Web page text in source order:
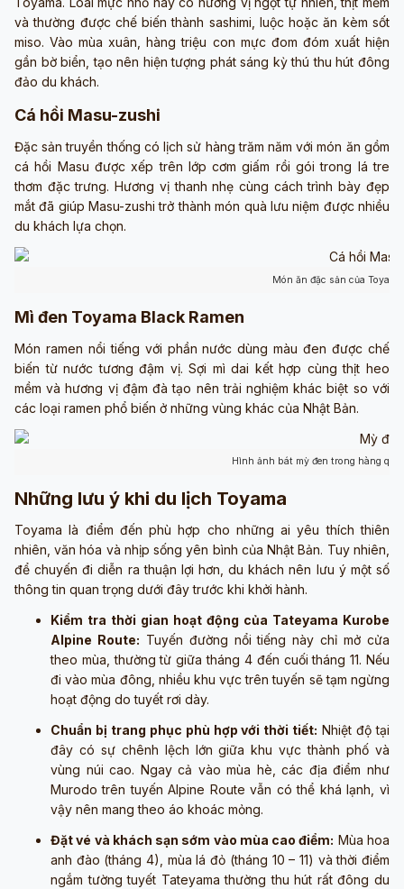
và thường được chế biến thành sashimi, luộc hoặc ăn kèm sốt
miso. Vào mùa xuân, hàng triệu con mực đom đóm xuất hiện
gần bờ biển, tạo nên hiện tượng phát sáng kỳ thú thu hút đông
đảo du khách.
Cá hồi Masu-zushi
Đặc sản truyền thống có lịch sử hàng trăm năm với món ăn gồm
cá hồi Masu được xếp trên lớp cơm giấm rồi gói trong lá tre
thơm đặc trưng. Hương vị thanh nhẹ cùng cách trình bày đẹp
mắt đã giúp Masu-zushi trở thành món quà lưu niệm được nhiều
du khách lựa chọn.
Món ăn đặc sản của
Mì đen Toyama Black Ramen
Món ramen nổi tiếng với phần nước dùng màu đen được chế
biến từ nước tương đậm vị. Sợi mì dai kết hợp cùng thịt heo
mềm và hương vị đậm đà tạo nên trải nghiệm khác biệt so với
các loại ramen phổ biến ở những vùng khác của Nhật Bản.
Hình ảnh bát mỳ đen trong hàng
Những lưu ý khi du lịch Toyama
Toyama là điểm đến phù hợp cho những ai yêu thích thiên
nhiên, văn hóa và nhịp sống yên bình của Nhật Bản. Tuy nhiên,
để chuyến đi diễn ra thuận lợi hơn, du khách nên lưu ý một số
thông tin quan trọng dưới đây trước khi khởi hành.
Kiểm tra thời gian hoạt động của Tateyama Kurobe
Alpine Route: Tuyến đường nổi tiếng này chỉ mở cửa
theo mùa, thường từ giữa tháng 4 đến cuối tháng 11. Nếu
đi vào mùa đông, nhiều khu vực trên tuyến sẽ tạm ngừng
hoạt động do tuyết rơi dày.
Chuẩn bị trang phục phù hợp với thời tiết: Nhiệt độ tại
đây có sự chênh lệch lớn giữa khu vực thành phố và
vùng núi cao. Ngay cả vào mùa hè, các địa điểm như
Murodo trên tuyến Alpine Route vẫn có thể khá lạnh, vì
vậy nên mang theo áo khoác mỏng.
Đặt vé và khách sạn sớm vào mùa cao điểm: Mùa hoa
anh đào (tháng 4), mùa lá đỏ (tháng 10 – 11) và thời điểm
ngắm tường tuyết Tateyama thường thu hút rất đông du